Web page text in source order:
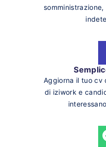
Aggiorna il tuo cv
di iziwork e